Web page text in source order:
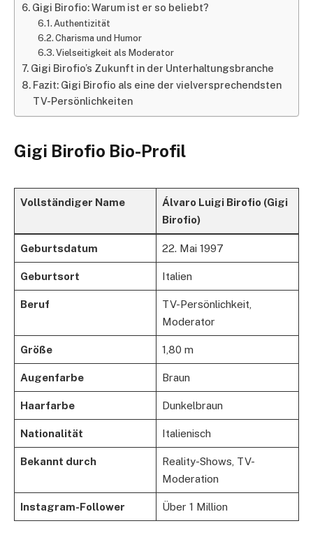
Gigi Birofio: Warum ist er so beliebt?
Authentizität
Charisma und Humor
Vielseitigkeit als Moderator
Gigi Birofio’s Zukunft in der Unterhaltungsbranche
Fazit: Gigi Birofio als eine der vielversprechendsten
TV-Persönlichkeiten
Gigi Birofio Bio-Profil
Vollständiger Name
Álvaro Luigi Birofio (Gigi
Birofio)
Geburtsdatum 22. Mai 1997
Geburtsort Italien
Beruf
TV-Persönlichkeit,
Moderator
Größe 1,80 m
Augenfarbe Braun
Haarfarbe Dunkelbraun
Nationalität Italienisch
Bekannt durch
Reality-Shows, TV-
Moderation
Instagram-Follower Über 1 Million